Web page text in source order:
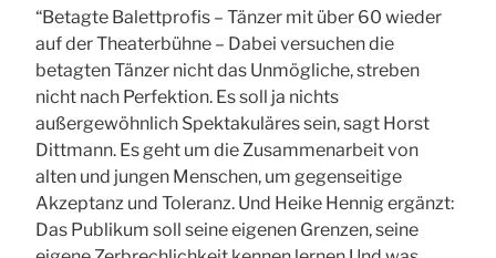
“Betagte Balettprofis – Tänzer mit über 60 wieder
auf der Theaterbühne – Dabei versuchen die
betagten Tänzer nicht das Unmögliche, streben
nicht nach Perfektion. Es soll ja nichts
außergewöhnlich Spektakuläres sein, sagt Horst
Dittmann. Es geht um die Zusammenarbeit von
alten und jungen Menschen, um gegenseitige
Akzeptanz und Toleranz. Und Heike Hennig ergänzt:
Das Publikum soll seine eigenen Grenzen, seine